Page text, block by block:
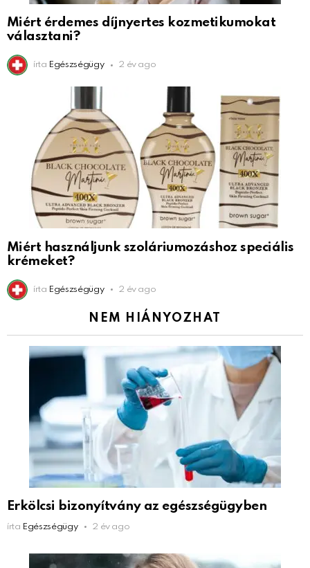
Miért érdemes díjnyertes kozmetikumokat
választani?
írta Egészségügy 2 év ago
Miért használjunk szoláriumozáshoz speciális
krémeket?
írta Egészségügy 2 év ago
NEM HIÁNYOZHAT
Erkölcsi bizonyítvány az egészségügyben
írta Egészségügy 2 év ago